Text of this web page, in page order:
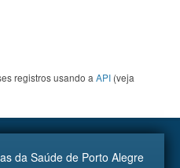
registros usando a API (veja
da Saúde de Porto Alegre